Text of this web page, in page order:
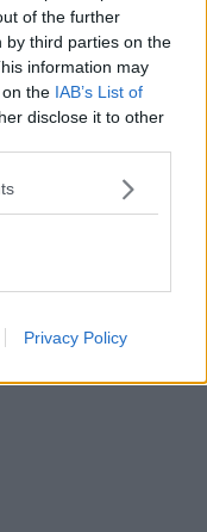
of the further
by third parties on the
information may
the IAB’s List of
disclose it to other
Privacy Policy